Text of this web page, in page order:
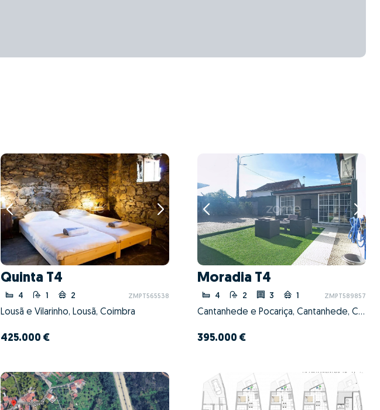
Quinta T4
4 1 2 ZMPT565538
Lousã e Vilarinho, Lousã, Coimbra
425.000 €
Moradia T4
4 2 3 1 ZMPT589857
Cantanhede e Pocariça, Cantanhede, Coimbra
395.000 €